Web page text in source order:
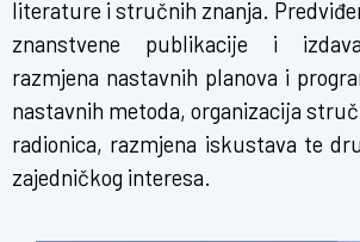
literature i stručnih znanja.
znanstvene publikacije i
razmjena nastavnih planova i
nastavnih metoda, organizacija
radionica, razmjena iskustava te
zajedničkog interesa.